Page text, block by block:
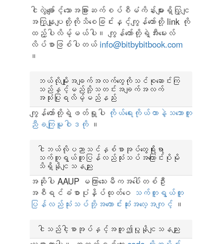
ငါလွဲချော်င့်သောအခြားဆက်စပ်စီမံကိန်းများရှိလြှငျ
အကြှနျုပျတို့ကိုသိစေခြင်းနှင့်ကျွန်တော်တို့ link ကို
ထည့်ပါလိမ့်မယ်ပါ။ ကျွန်တော်တို့ရဲ့အီးမေးလ်
လိပ်စာဖြစ်ပါတယ် info@bitbybitbook.com
။
ဘယ်လိုမျိုးအချက်အလက်တွေကိုသင်စုဆောင်းကြ
သည်နှင့်မည်သို့သတင်းအချက်အလက်
အသုံးပြုရလိမ့်မည်နည်း
ကျွန်တော်တို့ရဲ့ဖတ်ရှုပါ ကိုယ်ရေးကိုယ်တာနဲ့သဘောတူ
ညီခကျြမူဝါဒကို ။
ငါဘယ်လိုပညာသင်နှစ်စာအုပ်တွေရိုးရာ
သက်တူရွယ်တူပြန်လည်သုံးသပ်အကြောင်းပိုမို
သိရှိနိုငျသနညျး
အဆိုပါ AAUP မကြာသေးမီကအပေါ်တစ်ဦး
အစီရင်ခံစာပုံနှိပ်ထုတ်ဝေ သက်တူရွယ်တူ
ပြန်လည်သုံးသပ်ဘို့အကောင်းဆုံးအလေ့အကျင့် ။
ငါသည်ငါ့စာအုပ်နှင့်အတူဤပွုနိုငျသနညျး